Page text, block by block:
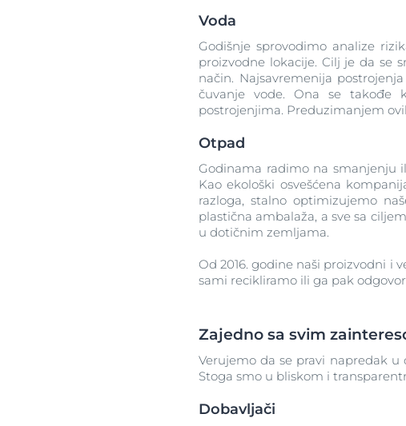
Voda
Godišnje sprovodimo analize
proizvodne lokacije. Cilj je da se
način. Najsavremenija
čuvanje vode. Ona se takođe
postrojenjima. Preduzimanjem
Otpad
Godinama radimo na smanjenju
Kao ekološki osvešćena
razloga, stalno optimizujemo
plastična ambalaža, a sve sa
u dotičnim zemljama.
Od 2016. godine naši proizvodni i
sami recikliramo ili ga pak
Zajedno sa svim
Verujemo da se pravi napredak u
Stoga smo u bliskom i
Dobavljači